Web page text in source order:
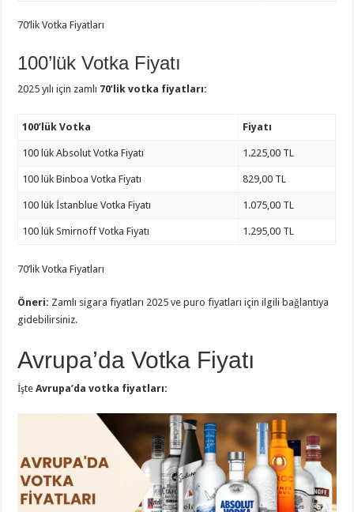
70’lik Votka Fiyatları
100’lük Votka Fiyatı
2025 yılı için zamlı 70’lik votka fiyatları:
100’lük Votka Fiyatı
100 lük Absolut Votka Fiyatı 1.225,00 TL
100 lük Binboa Votka Fiyatı 829,00 TL
100 lük İstanblue Votka Fiyatı 1.075,00 TL
100 lük Smirnoff Votka Fiyatı 1.295,00 TL
70’lik Votka Fiyatları
Öneri: Zamlı sigara fiyatları 2025 ve puro fiyatları için ilgili bağlantıya
gidebilirsiniz.
Avrupa’da Votka Fiyatı
İşteAvrupa’da votka fiyatları: